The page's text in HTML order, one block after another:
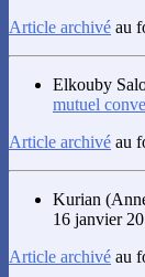
Article archivé au
Elkouby
mutuel
Article archivé au
Kurian
16 janvier
Article archivé au